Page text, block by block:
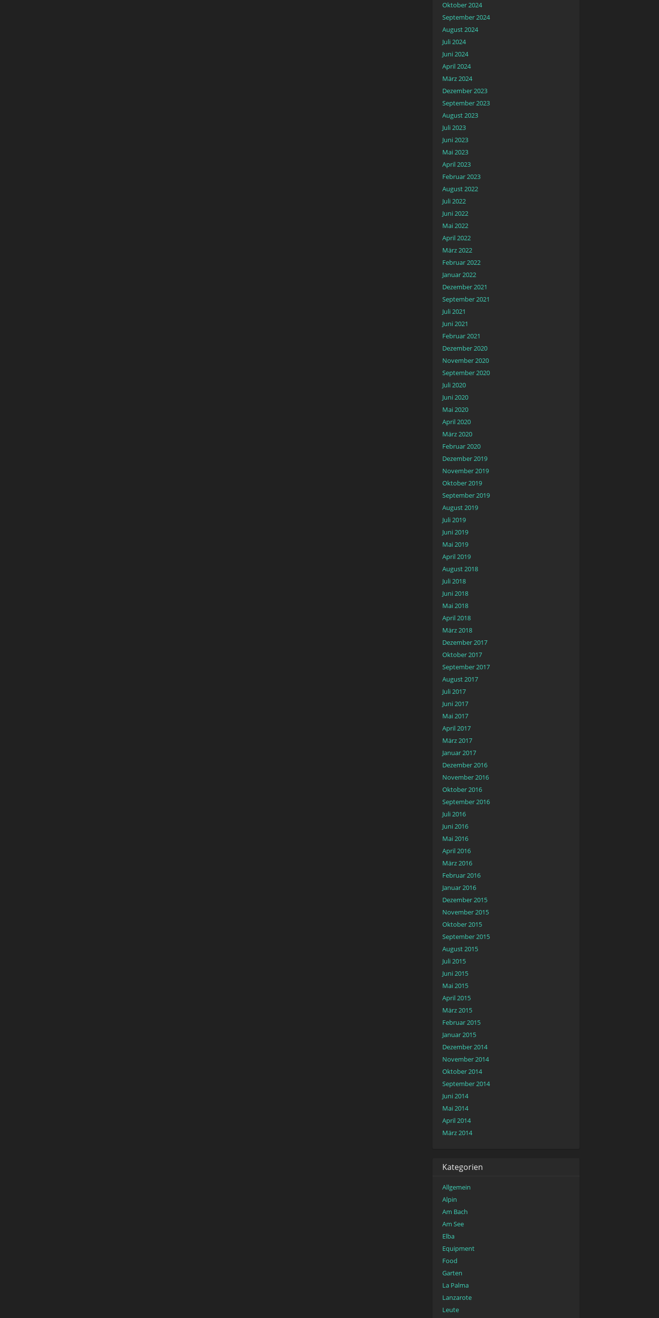
Oktober 2024
September 2024
August 2024
Juli 2024
Juni 2024
April 2024
März 2024
Dezember 2023
September 2023
August 2023
Juli 2023
Juni 2023
Mai 2023
April 2023
Februar 2023
August 2022
Juli 2022
Juni 2022
Mai 2022
April 2022
März 2022
Februar 2022
Januar 2022
Dezember 2021
September 2021
Juli 2021
Juni 2021
Februar 2021
Dezember 2020
November 2020
September 2020
Juli 2020
Juni 2020
Mai 2020
April 2020
März 2020
Februar 2020
Dezember 2019
November 2019
Oktober 2019
September 2019
August 2019
Juli 2019
Juni 2019
Mai 2019
April 2019
August 2018
Juli 2018
Juni 2018
Mai 2018
April 2018
März 2018
Dezember 2017
Oktober 2017
September 2017
August 2017
Juli 2017
Juni 2017
Mai 2017
April 2017
März 2017
Januar 2017
Dezember 2016
November 2016
Oktober 2016
September 2016
Juli 2016
Juni 2016
Mai 2016
April 2016
März 2016
Februar 2016
Januar 2016
Dezember 2015
November 2015
Oktober 2015
September 2015
August 2015
Juli 2015
Juni 2015
Mai 2015
April 2015
März 2015
Februar 2015
Januar 2015
Dezember 2014
November 2014
Oktober 2014
September 2014
Juni 2014
Mai 2014
April 2014
März 2014
Kategorien
Allgemein
Alpin
Am Bach
Am See
Elba
Equipment
Food
Garten
La Palma
Lanzarote
Leute